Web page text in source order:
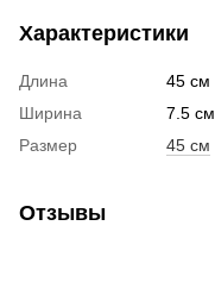
Характеристики
Длина
45 см
Ширина
7.5 см
Размер
45 см
Отзывы